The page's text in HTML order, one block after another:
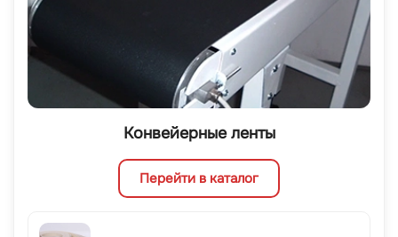
Конвейерные ленты
Перейти в каталог